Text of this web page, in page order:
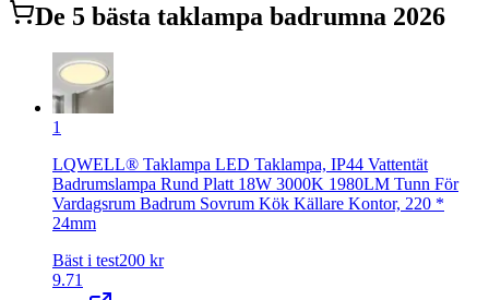
De 5 bästa taklampa badrumna 2026
1
LQWELL® Taklampa LED Taklampa, IP44 Vattentät
Badrumslampa Rund Platt 18W 3000K 1980LM Tunn För
Vardagsrum Badrum Sovrum Kök Källare Kontor, 220 *
24mm
Bäst i test200 kr
9.71